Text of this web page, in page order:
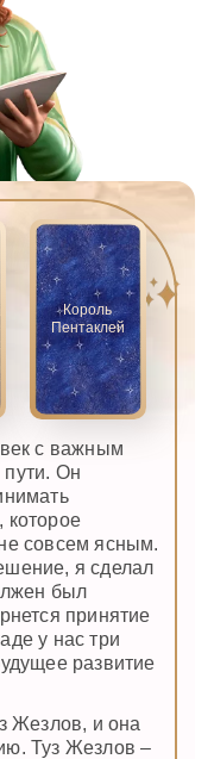
Король
Пентаклей
с важным
Он
которое
совсем ясным.
я сделал
был
принятие
у нас три
развитие
Жезлов, и она
Туз Жезлов –